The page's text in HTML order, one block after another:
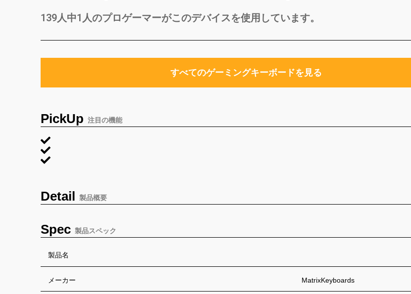
139人中1 人のプロゲーマーがこのデバイスを使用しています。
すべてのゲーミングキーボードを見る
PickUp 注目の機能
Detail 製品概要
Spec 製品スペック
製品名
メーカー MatrixKeyboards